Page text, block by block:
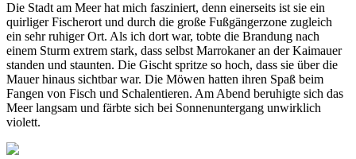
Die Stadt am Meer hat mich fasziniert, denn einerseits ist sie ein
quirliger Fischerort und durch die große Fußgängerzone zugleich
ein sehr ruhiger Ort. Als ich dort war, tobte die Brandung nach
einem Sturm extrem stark, dass selbst Marrokaner an der Kaimauer
standen und staunten. Die Gischt spritze so hoch, dass sie über die
Mauer hinaus sichtbar war. Die Möwen hatten ihren Spaß beim
Fangen von Fisch und Schalentieren. Am Abend beruhigte sich das
Meer langsam und färbte sich bei Sonnenuntergang unwirklich
violett.